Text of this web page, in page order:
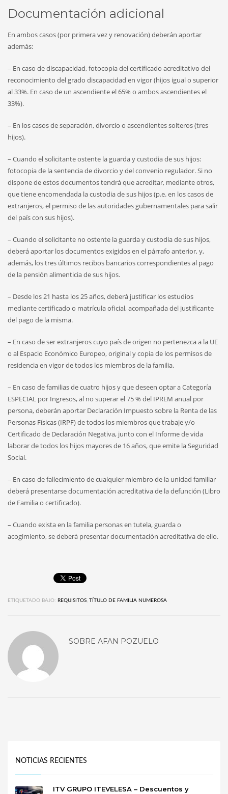
Documentación adicional
En ambos casos (por primera vez y renovación) deberán aportar
además:
– En caso de discapacidad, fotocopia del certificado acreditativo del
reconocimiento del grado discapacidad en vigor (hijos igual o superior
al 33%. En caso de un ascendiente el 65% o ambos ascendientes el
33%).
– En los casos de separación, divorcio o ascendientes solteros (tres
hijos).
– Cuando el solicitante ostente la guarda y custodia de sus hijos:
fotocopia de la sentencia de divorcio y del convenio regulador. Si no
dispone de estos documentos tendrá que acreditar, mediante otros,
que tiene encomendada la custodia de sus hijos (p.e. en los casos de
extranjeros, el permiso de las autoridades gubernamentales para salir
del país con sus hijos).
– Cuando el solicitante no ostente la guarda y custodia de sus hijos,
deberá aportar los documentos exigidos en el párrafo anterior, y,
además, los tres últimos recibos bancarios correspondientes al pago
de la pensión alimenticia de sus hijos.
– Desde los 21 hasta los 25 años, deberá justificar los estudios
mediante certificado o matrícula oficial, acompañada del justificante
del pago de la misma.
– En caso de ser extranjeros cuyo país de origen no pertenezca a la UE
o al Espacio Económico Europeo, original y copia de los permisos de
residencia en vigor de todos los miembros de la familia.
– En caso de familias de cuatro hijos y que deseen optar a Categoría
ESPECIAL por Ingresos, al no superar el 75 % del IPREM anual por
persona, deberán aportar Declaración Impuesto sobre la Renta de las
Personas Físicas (IRPF) de todos los miembros que trabaje y/o
Certificado de Declaración Negativa, junto con el Informe de vida
laborar de todos los hijos mayores de 16 años, que emite la Seguridad
Social.
– En caso de fallecimiento de cualquier miembro de la unidad familiar
deberá presentarse documentación acreditativa de la defunción (Libro
de Familia o certificado).
– Cuando exista en la familia personas en tutela, guarda o
acogimiento, se deberá presentar documentación acreditativa de ello.
ETIQUETADO BAJO: REQUISITOS, TÍTULO DE FAMILIA NUMEROSA
SOBRE AFAN POZUELO
NOTICIAS RECIENTES
ITV GRUPO ITEVELESA – Descuentos y